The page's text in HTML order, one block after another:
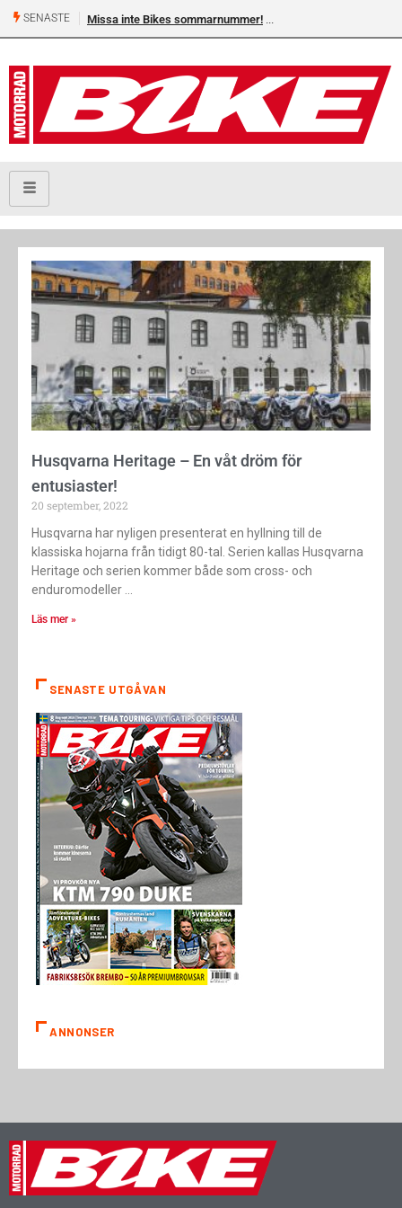
SENASTE Missa inte Bikes sommarnummer!
Husqvarna Heritage – En våt dröm för
entusiaster!
20 september, 2022
Husqvarna har nyligen presenterat en hyllning till de
klassiska hojarna från tidigt 80-tal. Serien kallas Husqvarna
Heritage och serien kommer både som cross- och
enduromodeller
Läs mer »
SENASTE UTGÅVAN
ANNONSER